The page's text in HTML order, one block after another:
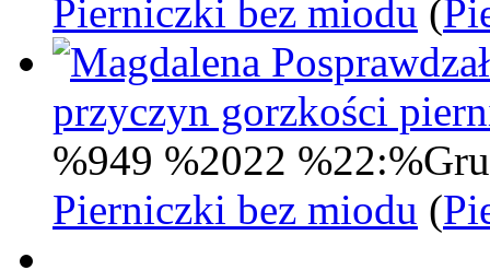
Pierniczki bez miodu (
przyczyn gorzkości
%949 %2022 %22:%Gru
Pierniczki bez miodu (